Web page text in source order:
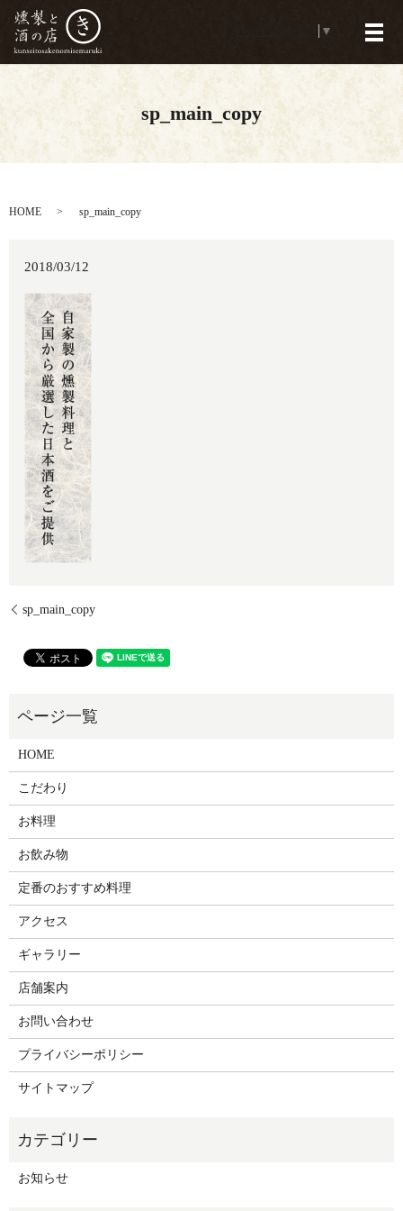
▼
メ
sp_main_copy
HOME sp_main_copy
2018/03/12
sp_main_copy
HOME
こだわり
お料理
お飲み物
定番のおすすめ料理
アクセス
ギャラリー
店舗案内
お問い合わせ
プライバシーポリシー
サイトマップ
お知らせ